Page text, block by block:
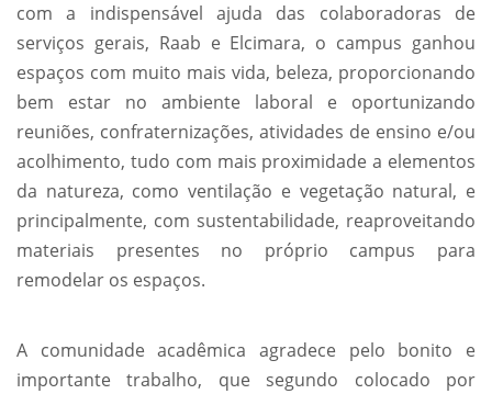
com a indispensável ajuda das colaboradoras de
serviços gerais, Raab e Elcimara, o campus ganhou
espaços com muito mais vida, beleza, proporcionando
bem estar no ambiente laboral e oportunizando
reuniões, confraternizações, atividades de ensino e/ou
acolhimento, tudo com mais proximidade a elementos
da natureza, como ventilação e vegetação natural, e
principalmente, com sustentabilidade, reaproveitando
materiais presentes no próprio campus para
remodelar os espaços.
A comunidade acadêmica agradece pelo bonito e
importante trabalho, que segundo colocado por